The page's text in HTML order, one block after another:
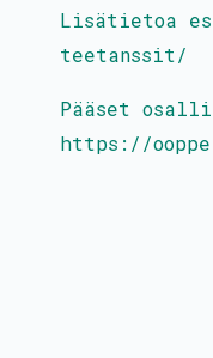
Lisätietoa
teetanssit/
Pääset
https://